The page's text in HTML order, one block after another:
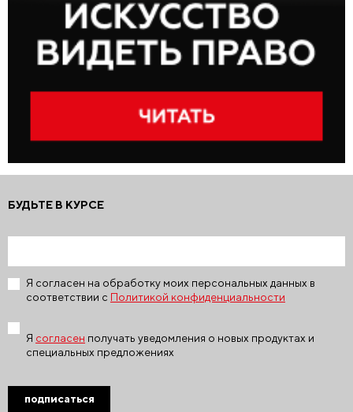
БУДЬТЕ В КУРСЕ
Я согласен на обработку моих персональных данных в
соответствии с Политикой конфиденциальности
Я согласен получать уведомления о новых продуктах и
специальных предложениях
подписаться